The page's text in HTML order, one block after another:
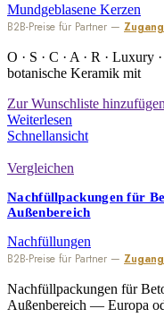
Mundgeblasene Kerzen
B2B-Preise für Partner —
O · S · C · A · R ·
botanische Keramik mit
Zur Wunschliste hinzufügen
Weiterlesen
Schnellansicht
Vergleichen
Nachfüllpackungen für
Außenbereich
Nachfüllungen
B2B-Preise für Partner —
Nachfüllpackungen für
Außenbereich — Europa